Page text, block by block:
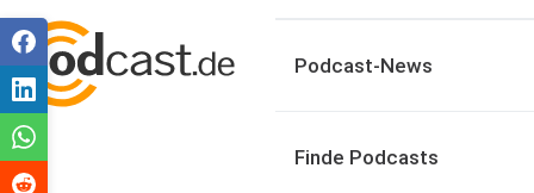
Podcast-News
Finde Podcasts